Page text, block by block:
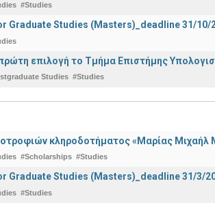
#Studies
Graduate Studies (Masters)_deadline 31/
πρώτη επιλογή το Τμήμα Επιστήμης
Studies #Studies
κληροδοτήματος «Μαρίας Μιχαήλ
#Scholarships #Studies
Graduate Studies (Masters)_deadline 31/3/
#Studies